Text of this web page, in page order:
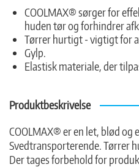
COOLMAX® sørger for
huden tør og forhindrer
Tørrer hurtigt - vigtigt for
Gylp.
Elastisk materiale, der
Produktbeskrivelse
COOLMAX® er en let, blød og
Svedtransporterende. Tørrer
Der tages forbehold for